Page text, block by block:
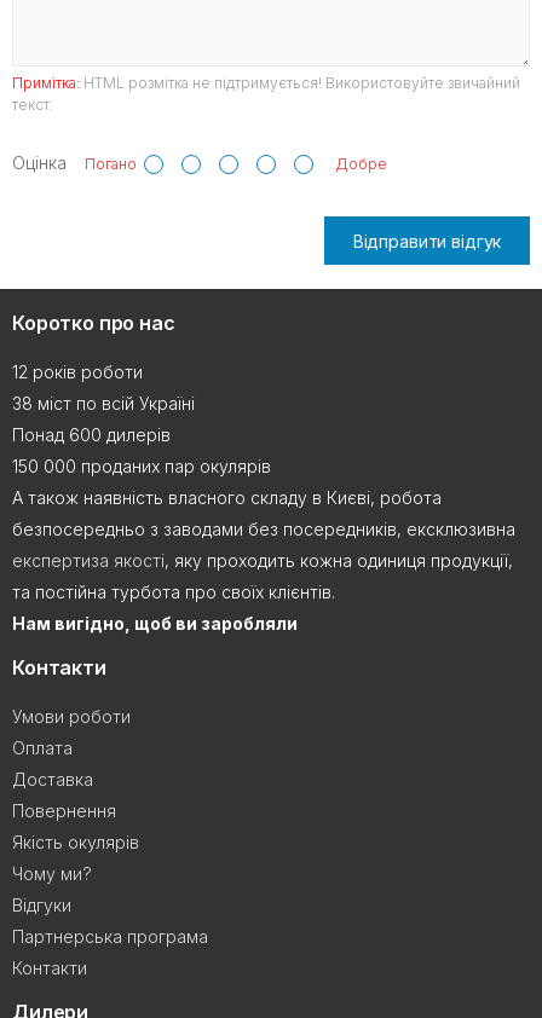
Примітка: HTML розмітка не підтримується! Використовуйте звичайний
текст.
Оцінка Погано Добре
Відправити відгук
Коротко про нас
12 років роботи
38 міст по всій Україні
Понад 600 дилерів
150 000 проданих пар окулярів
А також наявність власного складу в Києві, робота
безпосередньо з заводами без посередників, ексклюзивна
експертиза якості, яку проходить кожна одиниця продукції,
та постійна турбота про своїх клієнтів.
Нам вигідно, щоб ви заробляли
Контакти
Умови роботи
Оплата
Доставка
Повернення
Якість окулярів
Чому ми?
Відгуки
Партнерська програма
Контакти
Дилери